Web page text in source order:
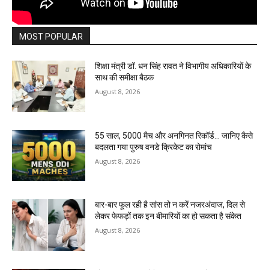
MOST POPULAR
शिक्षा मंत्री डॉ. धन सिंह रावत ने विभागीय अधिकारियों के
साथ की समीक्षा बैठक
August 8, 2026
55 साल, 5000 मैच और अनगिनत रिकॉर्ड… जानिए कैसे
बदलता गया पुरुष वनडे क्रिकेट का रोमांच
August 8, 2026
बार-बार फूल रही है सांस तो न करें नजरअंदाज, दिल से
लेकर फेफड़ों तक इन बीमारियों का हो सकता है संकेत
August 8, 2026